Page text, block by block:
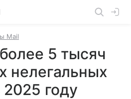
Mail
5 тысяч
нелегальных
году